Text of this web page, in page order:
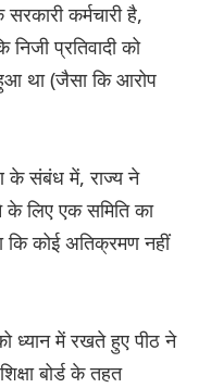
कर्मचारी है,
प्रतिवादी को
था (जैसा कि आरोप
के संबंध में, राज्य ने
लिए एक समिति का
कि कोई अतिक्रमण नहीं
ध्यान में रखते हुए पीठ ने
बोर्ड के तहत